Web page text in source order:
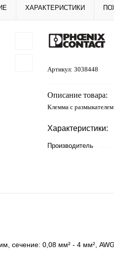
ХАРАКТЕРИСТИКИ
Артикул: 3038448
Описание товара:
Клемма с
Характеристики:
Производитель
cечение: 0,08 мм² - 4 мм²,